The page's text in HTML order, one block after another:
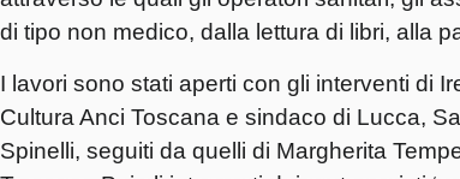
di tipo non medico, dalla lettura di libri, alla
I lavori sono stati aperti con gli interventi di
Cultura Anci Toscana e sindaco di Lucca,
Spinelli, seguiti da quelli di Margherita